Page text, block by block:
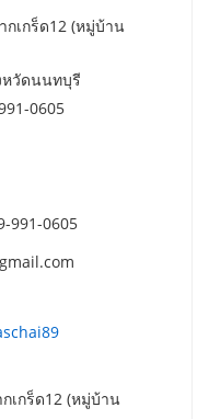
เกร็ด12 (หมู่บ้าน
หวัดนนทบุรี
0605
991-0605
เกร็ด12 (หมู่บ้าน